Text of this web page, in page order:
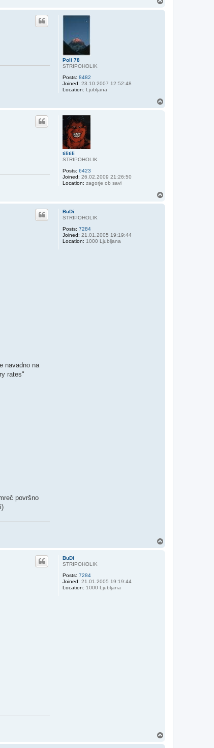
Poli 78
STRIPOHOLIK
Posts: 8482
Joined: 23.10.2007 12:52:48
Location: Ljubljana
tilitili
STRIPOHOLIK
Posts: 6423
Joined: 26.02.2009 21:26:50
Location: zagorje ob savi
BuDi
STRIPOHOLIK
Posts: 7284
Joined: 21.01.2005 19:19:44
Location: 1000 Ljubljana
navadno na
rates"
površno
BuDi
STRIPOHOLIK
Posts: 7284
Joined: 21.01.2005 19:19:44
Location: 1000 Ljubljana